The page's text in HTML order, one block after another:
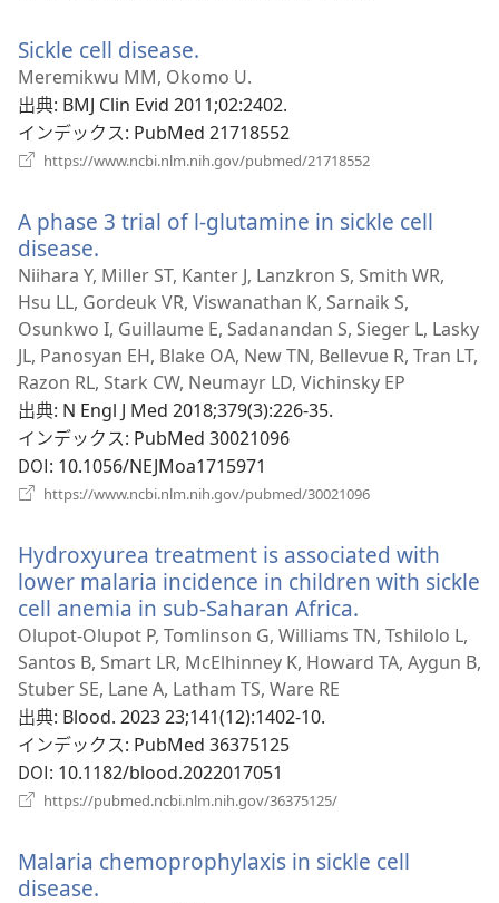
Sickle cell disease.
し
い
タ
ブ
開
く）
Meremikwu MM, Okomo U.
出典‎: BMJ Clin Evid 2011;02:2402.
インデックス‎: PubMed 21718552
https://www.ncbi.nlm.nih.gov/pubmed/21718552
タ
開
く）
A phase 3 trial of l-glutamine in sickle cell
disease.
し
い
タ
ブ
で
開
く）
Niihara Y, Miller ST, Kanter J, Lanzkron S, Smith WR,
Hsu LL, Gordeuk VR, Viswanathan K, Sarnaik S,
Osunkwo I, Guillaume E, Sadanandan S, Sieger L, Lasky
JL, Panosyan EH, Blake OA, New TN, Bellevue R, Tran LT,
Razon RL, Stark CW, Neumayr LD, Vichinsky EP
出典‎: N Engl J Med 2018;379(3):226-35.
インデックス‎: PubMed 30021096
DOI‎: 10.1056/NEJMoa1715971
https://www.ncbi.nlm.nih.gov/pubmed/30021096
タ
ブ
で
く）
Hydroxyurea treatment is associated with
lower malaria incidence in children with sickle
cell anemia in sub-Saharan Africa.
し
い
Olupot-Olupot P, Tomlinson G, Williams TN, Tshilolo L,
Santos B, Smart LR, McElhinney K, Howard TA, Aygun B,
Stuber SE, Lane A, Latham TS, Ware RE
出典‎: Blood. 2023 23;141(12):1402-10.
インデックス‎: PubMed 36375125
DOI‎: 10.1182/blood.2022017051
https://pubmed.ncbi.nlm.nih.gov/36375125/
タ
Malaria chemoprophylaxis in sickle cell
disease.